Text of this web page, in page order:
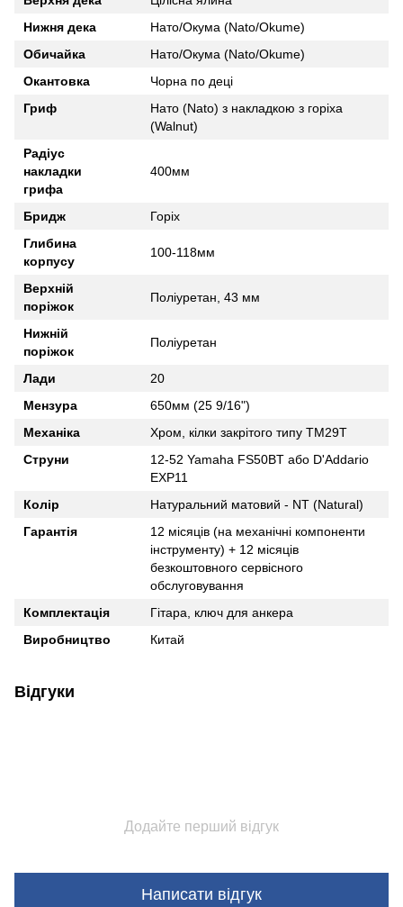
Нижня дека
Нато/Окума (Nato/Okume)
Обичайка
Нато/Окума (Nato/Okume)
Окантовка
Чорна по деці
Гриф
Нато (Nato) з накладкою з горіха
(Walnut)
Радіус
накладки
грифа
400мм
Бридж
Горіх
Глибина
корпусу
100-118мм
Верхній
поріжок
Поліуретан, 43 мм
Нижній
поріжок
Поліуретан
Лади
20
Мензура
650мм (25 9/16")
Механіка
Хром, кілки закрітого типу TM29T
Струни
12-52 Yamaha FS50BT або D'Addario
EXP11
Колір
Натуральний матовий - NT (Natural)
Гарантія
12 місяців (на механічні компоненти
інструменту) + 12 місяців
безкоштовного сервісного
обслуговування
Комплектація
Гітара, ключ для анкера
Виробництво
Китай
Відгуки
Додайте перший відгук
Написати відгук